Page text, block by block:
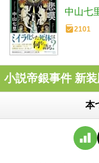
中山七
2101
小説帝銀事件 新
本